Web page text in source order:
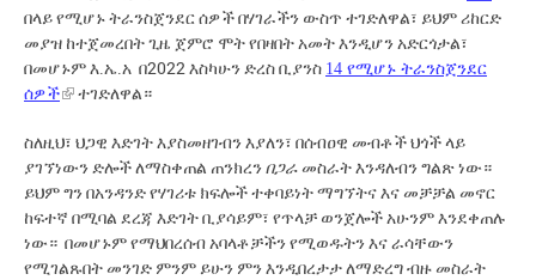
በላይ የሚሆኑ ትራንስጀንደር ሰዎች በሃገራችን ውስጥ ተገድለዋል፣ ይህም ሪከርድ
መያዝ ከተጀመረበት ጊዜ ጀምሮ ሞት የበዛበት አመት እንዲሆን አድርጎታል፣
በመሆኑም እ ኤ አ በ2022 እስካሁን ድረስ ቢያንስ 14 የሚሆኑ ትራንስጀንደር
ሰዎች
ተገድለዋል።
ስለዚህ፣ ህጋዊ እድገት እያስመዘገብን እያለን፣ በሰብዐዊ መብቶች ህጎች ላይ
ያገኘነውን ድሎች ለማስቀጠል ጠንክረንበጋራመስራት እንዳለብን ግልጽ ነው።
ይህም ግን በአንዳንድ የሃገሪቱ ክፍሎች ተቀባይነት ማግኘትና እና መቻቻል መኖር
ከፍተኛ በሚባል ደረጃ እድገት ቢያሳይም፣ የጥላቻ ወንጀሎች አሁንም እንደቀጠሉ
ነው። በመሆኑም የማህበረሰብ አባላቶቻችን የሚወዱትን እና ራሳቸውን
የሚገልጹበት መንገድ ምንም ይሁን ምን እንዲበረታታ ለማድረግ ብዙ መስራት